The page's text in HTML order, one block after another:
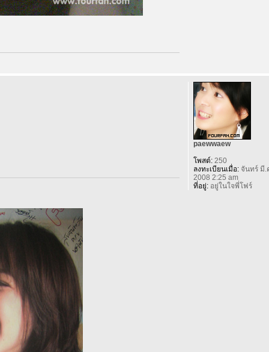
paewwaew
โพสต์:250
ลงทะเบียนเมื่อ:จันทร์ มี.
2008 2:25 am
ที่อยู่:อยู่ในใจพี่โฟร์